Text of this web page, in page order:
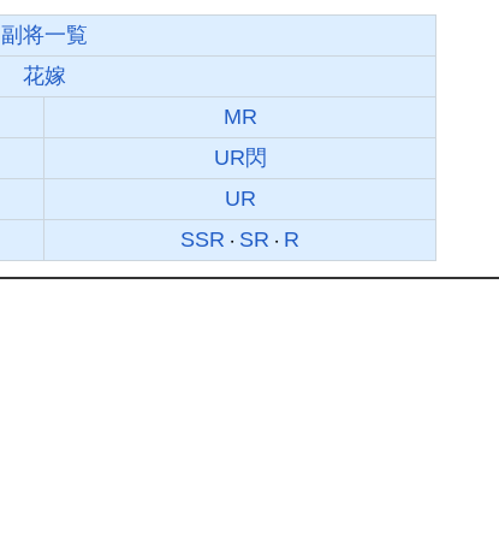
副将一覧
花嫁
MR
UR閃
UR
SSR ・ SR ・ R